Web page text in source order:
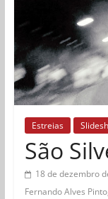
Estreias
São
18 de dezembro
Fernando Alves Pinto